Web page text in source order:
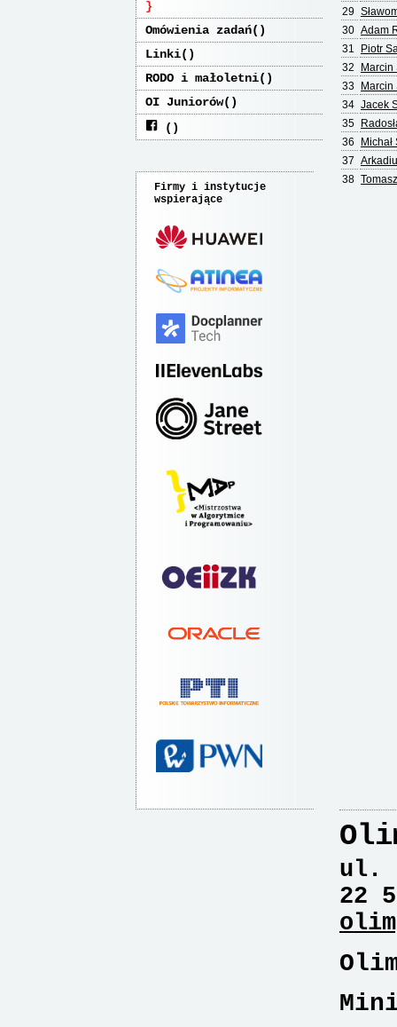
Omówienia zadań
Linki
RODO i małoletni
OI Juniorów
Firmy i instytucje
wspierające
29
30 Adam
31
Piotr
32
Marcin
33
Marcin
34 Jacek
35
36
37
38
ul.
22